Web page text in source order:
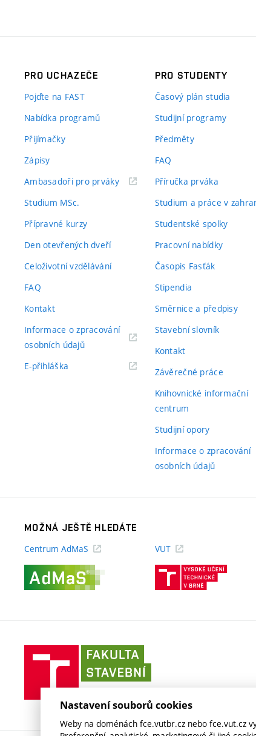
PRO UCHAZEČE
Pojďte na FAST
Nabídka programů
Přijímačky
Zápisy
Ambasadoři pro prváky(externí
Studium MSc.
Přípravné kurzy
Den otevřených dveří
Celoživotní vzdělávání
FAQ
Kontakt
Informace o zpracování
osobních údajů(externí
E-přihláška
PRO STUDENTY
Časový plán studia
Studijní programy
Předměty
FAQ
Příručka prváka(externí
Studium a práce v
Studentské spolky
Pracovní nabídky
Časopis Fasťák(externí
Stipendia
Směrnice a předpisy
Stavební slovník
Kontakt
Závěrečné práce(externí
Knihovnické informační
centrum
Studijní opory(externí
Informace o zpracování
osobních údajů(externí
MOŽNÁ JEŠTĚ HLEDÁTE
Centrum AdMaS
VUT
(externí
VUT
Nastavení souborů cookies
Weby na doménách fce.vutbr.cz nebo fce.vut.cz